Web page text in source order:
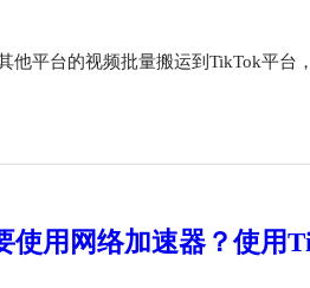
他平台的视频批量搬运到TikTok平台
使用网络加速器？使用